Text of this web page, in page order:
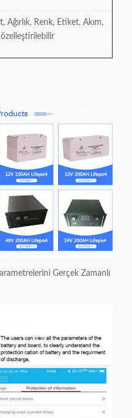
Ağırlık, Renk, Etiket, Akım,
özelleştirilebilir
Gerçek Zamanlı